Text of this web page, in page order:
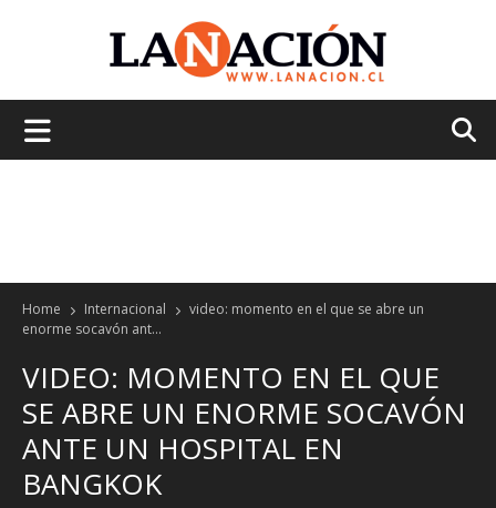
Home Internacional
video: momento en el que se abre un
enorme socavón ant...
VIDEO: MOMENTO EN EL QUE
SE ABRE UN ENORME SOCAVÓN
ANTE UN HOSPITAL EN
BANGKOK